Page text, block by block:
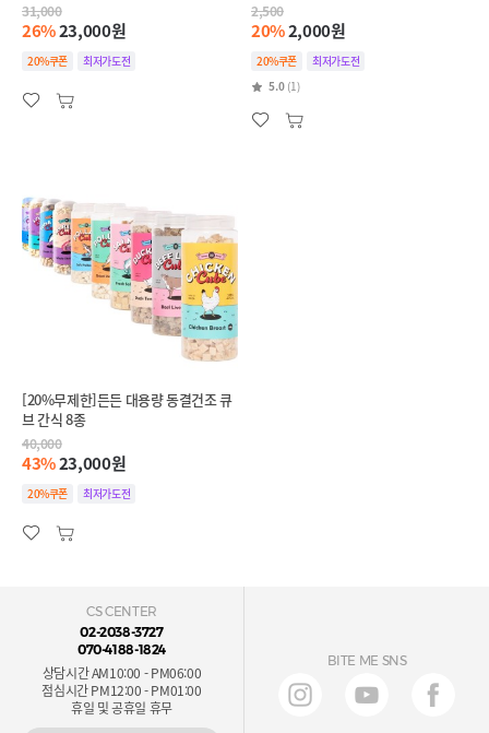
31,000
26%23,000원
20%쿠폰 최저가도전
2,500
20%2,000원
20%쿠폰
최저가도전
5.0 (1)
[20%무제한]든든 대용량 동결건조 큐
브 간식 8종
40,000
43%23,000원
20%쿠폰 최저가도전
CS CENTER
02-2038-3727
070-4188-1824
상담시간 AM10:00 - PM06:00
점심시간 PM12:00 - PM01:00
휴일 및 공휴일 휴무
BITE ME SNS